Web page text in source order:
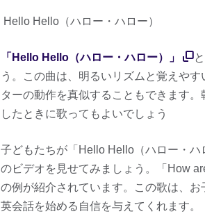
Hello Hello（ハロー・ハロー）
「Hello Hello（ハロー・ハロー）」
う。この曲は、明るいリズムと覚えや
ターの動作を真似することもできます
したときに歌ってもよいでしょう
子どもたちが「Hello Hello（ハロー・
のビデオを見せてみましょう。「How
の例が紹介されています。この歌は、
英会話を始める自信を与えてくれます。